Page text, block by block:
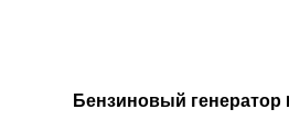
Бензиновый генератор